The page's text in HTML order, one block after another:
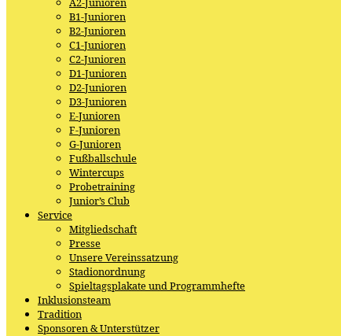
B1-Junioren
B2-Junioren
C1-Junioren
C2-Junioren
D1-Junioren
D2-Junioren
D3-Junioren
E-Junioren
F-Junioren
G-Junioren
Fußballschule
Wintercups
Probetraining
Junior’s Club
Service
Mitgliedschaft
Presse
Unsere Vereinssatzung
Stadionordnung
Spieltagsplakate und Programmhefte
Inklusionsteam
Tradition
Sponsoren & Unterstützer